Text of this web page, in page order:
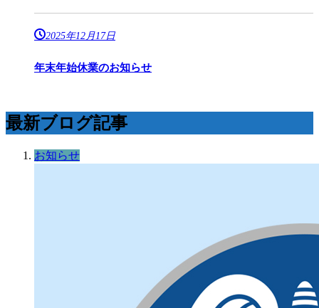
2025年12月17日
年末年始休業のお知らせ
最新ブログ記事
お知らせ